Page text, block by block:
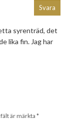
syrenträd, det
lika fin. Jag har
Svara
är märkta *